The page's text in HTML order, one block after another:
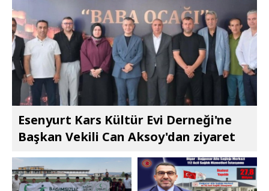
Esenyurt Kars Kültür Evi Derneği'ne
Başkan Vekili Can Aksoy'dan ziyaret